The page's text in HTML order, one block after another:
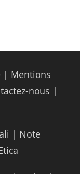
| Mentions
nous |
| Note